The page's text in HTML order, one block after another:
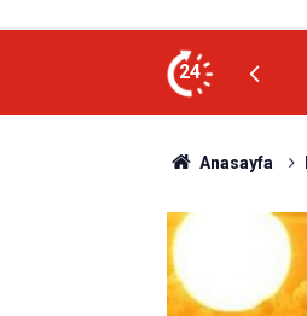
24
görülecek mi?
Anasayfa